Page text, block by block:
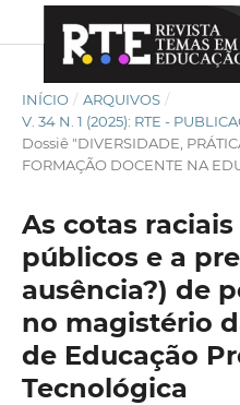
INÍCIO / ARQUIVOS /
V. 34 N. 1 (2025): RTE -
Dossiê "DIVERSIDADE,
FORMAÇÃO DOCENTE NA
As cotas
públicos e a
ausência?) de
no magistério
de Educação
Tecnológica